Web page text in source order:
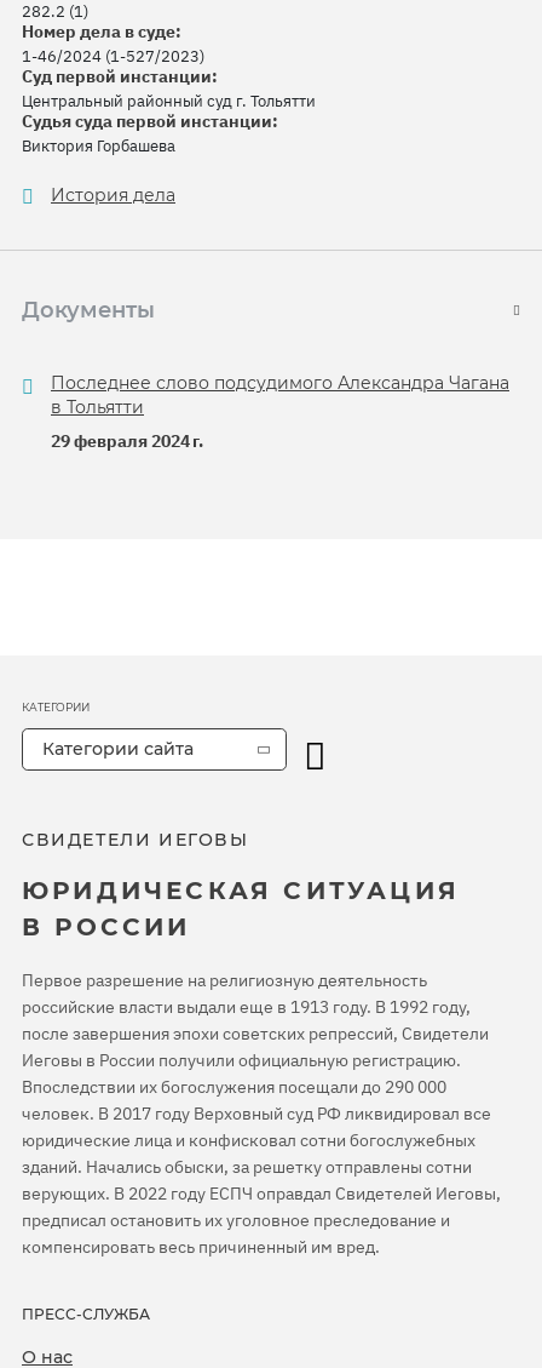
282.2 (1)
Номер дела в суде:
1-46/2024 (1-527/2023)
Суд первой инстанции:
Центральный районный суд г. Тольятти
Судья суда первой инстанции:
Виктория Горбашева
История дела
Документы
Последнее слово подсудимого Александра Чагана
в Тольятти
29 февраля 2024 г.
СВИДЕТЕЛИ ИЕГОВЫ
ЮРИДИЧЕСКАЯ СИТУАЦИЯ
В РОССИИ
Первое разрешение на религиозную деятельность
российские власти выдали еще в 1913 году. В 1992 году,
после завершения эпохи советских репрессий, Свидетели
Иеговы в России получили официальную регистрацию.
Впоследствии их богослужения посещали до 290 000
человек. В 2017 году Верховный суд РФ ликвидировал все
юридические лица и конфисковал сотни богослужебных
зданий. Начались обыски, за решетку отправлены сотни
верующих. В 2022 году ЕСПЧ оправдал Свидетелей Иеговы,
предписал остановить их уголовное преследование и
компенсировать весь причиненный им вред.
ПРЕСС-СЛУЖБА
О нас
КАТЕГОРИИ
Категории сайта